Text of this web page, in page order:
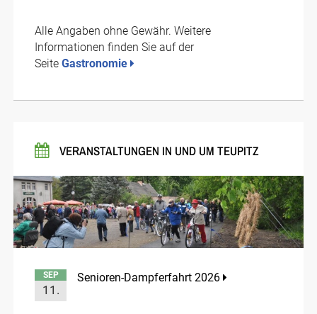
Alle Angaben ohne Gewähr. Weitere
Informationen finden Sie auf der
SeiteGastronomie
VERANSTALTUNGEN IN UND UM TEUPITZ
SEP
11.
Senioren-Dampferfahrt 2026